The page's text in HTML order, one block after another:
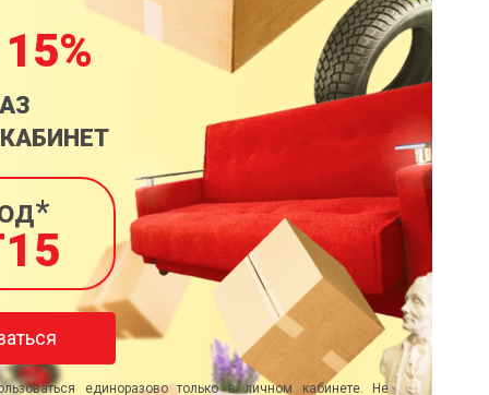
единоразово только в личном кабинете. Не